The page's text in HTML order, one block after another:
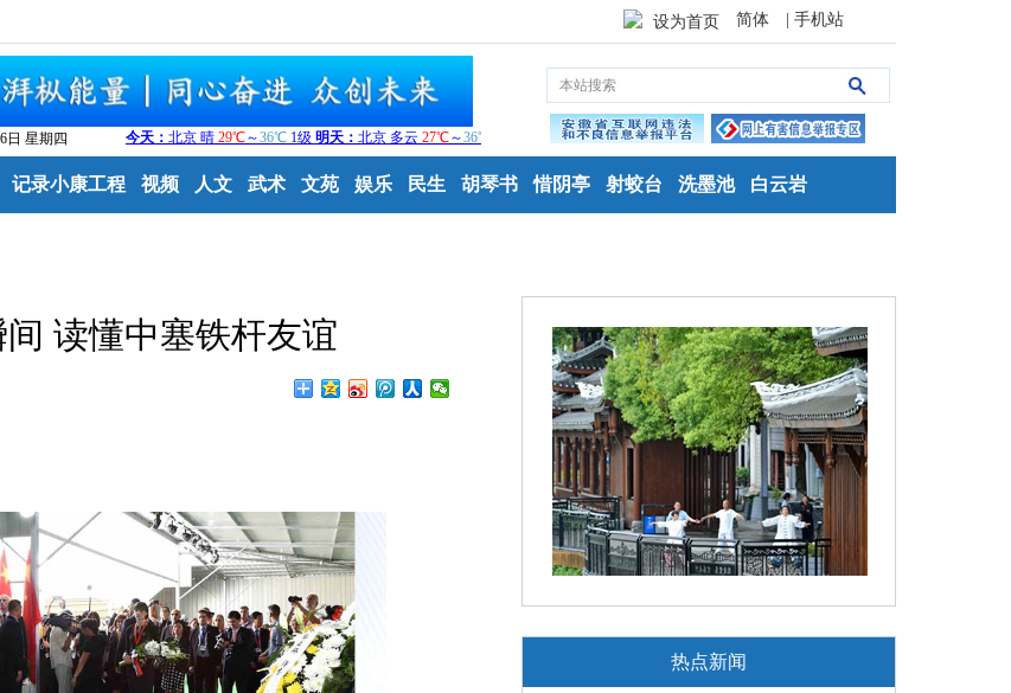
设为首页 简体 | 手机站
日 星期四
记录小康工程 视频 人文 武术 文苑 娱乐 民生 胡琴书 惜阴亭 射蛟台 洗墨池 白云岩
读懂中塞铁杆友谊
热点新闻